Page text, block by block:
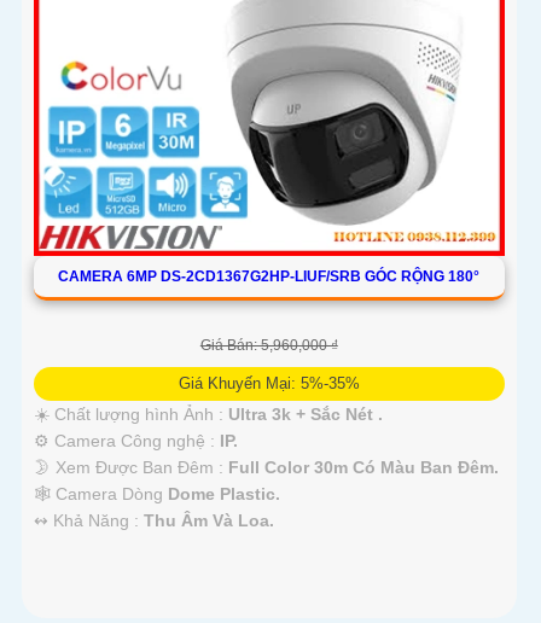
CAMERA 6MP DS-2CD1367G2HP-LIUF/SRB GÓC RỘNG 180°
Giá Bán: 5,960,000 ₫
Giá Khuyến Mại: 5%-35%
☀️ Chất lượng hình Ảnh : Ultra 3k + Sắc Nét .
⚙ Camera Công nghệ : IP.
🌛 Xem Được Ban Đêm : Full Color 30m Có Màu Ban Ðêm.
🕸️ Camera Dòng Dome Plastic.
️↭ Khả Năng : Thu Âm Và Loa.